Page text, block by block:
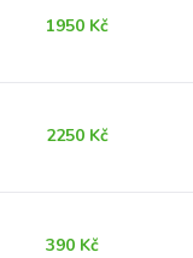
1950 Kč
2250 Kč
390 Kč